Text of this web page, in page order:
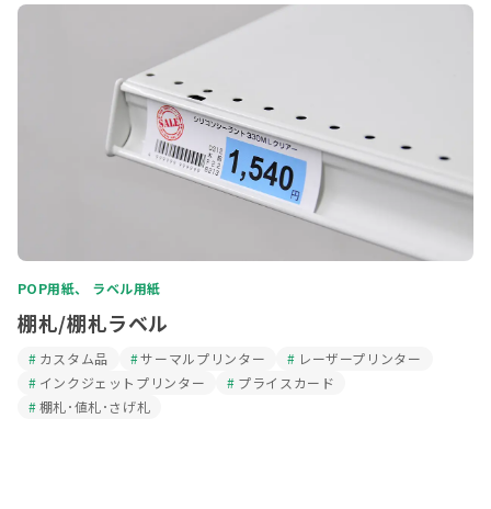
POP用紙、 ラベル用紙
棚札/棚札ラベル
カスタム品 サーマルプリンター
レーザープリンター
インクジェットプリンター
プライスカード
棚札･値札･さげ札